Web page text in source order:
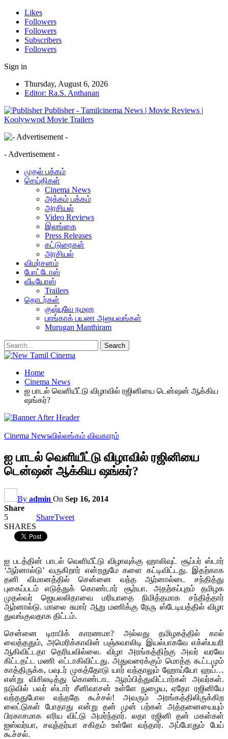
Likes
Followers
Followers
Subscribers
Followers
Sign in
Thursday, August 6, 2026
Editor: Ra.S. Anthanan
Publisher - Tamilcinema News | Movie Reviews |
Koolywwod Movie Trailers
- Advertisement -
முதல் பக்கம்
செய்திகள்
Cinema News
அக்கம் பக்கம்
அரசியல்
Video Reviews
இலங்கை
Press Releases
கட்டுரைகள்
அரசியல்
விமர்சனம்
போட்டோஸ்
வீடியோஸ்
Trailers
தொடர்கள்
குஷ்புவே நமஹ
பாங்காக் பயண அனுபவங்கள்
Murugan Manthiram
Home
Cinema News
ஐ பாடல் வெளியீட்டு விழாவில் ரஜினியை டென்ஷன் ஆக்கிய
ஷங்கர்?
Cinema Newsவில்லங்கம் விவகாரம்
ஐ பாடல் வெளியீட்டு விழாவில் ரஜினியை
டென்ஷன் ஆக்கிய ஷங்கர்?
By admin On Sep 16, 2014
Share
5
SHARES
ShareTweet
ஐ படத்தின் பாடல் வெளியீட்டு விழாவுக்கு ஹாலிவுட் சூப்பர் ஸ்டார்
‘ஆர்னால்டு’ வருகிறார் என்றதுமே களை கட்டிவிட்டது. இதற்காக
தனி விமானத்தில் சென்னை வந்த ஆர்னால்டை சந்தித்து
புகைப்படம் எடுத்துக் கொண்டார் சூர்யா. அதற்கப்புறம் தமிழக
முதல்வர் ஜெயலலிதாவை மரியாதை நிமித்தமாக சந்தித்தார்
ஆர்னால்டு. மாலை சுமார் ஆறு மணிக்கு நேரு ஸ்டேடியத்தில் விழா
துவங்குவதாக திட்டம்.
சென்னை டிராபிக் காரணமா? அல்லது தமிழகத்தில் கால்
வைத்ததும், அமெரிக்காவின் பஞ்சுவாலிடி இயல்பாகவே எக்ஸ்பயரி
ஆகிவிட்டதா தெரியவில்லை. விழா அரங்கத்திற்கு அவர் வரவே
கிட்டதட்ட மணி எட்டாகிவிட்டது. அதுவரைக்கும் மொத்த கூட்டமும்
காத்திருக்க, பவுடர் முகத்தோடு யார் வந்தாலும் ஹோய்யோ ஹய்…
என்று விசிலடித்து கொண்டாட ஆரம்பித்துவிட்டார்கள் அவர்கள்.
நடுவில் பவர் ஸ்டார் சீனிவாசன் உள்ளே நுழைய, ஏதோ ரஜினியே
வந்ததுபோல வந்ததே கூச்சல்! அவரும் அரங்கத்திலிருக்கிற
லைட்டுகள் போதாது என்று தன் முன் பற்கள் அத்தனையையும்
பிரகாசமாக எரிய விட்டு அமர்ந்தார். லதா ரஜினி தன் மகள்கள்
ஐஸ்வர்யா, சவுந்தர்யா சகிதம் உள்ளே வந்தார். அப்போதும் பேய்
கூச்சல்.